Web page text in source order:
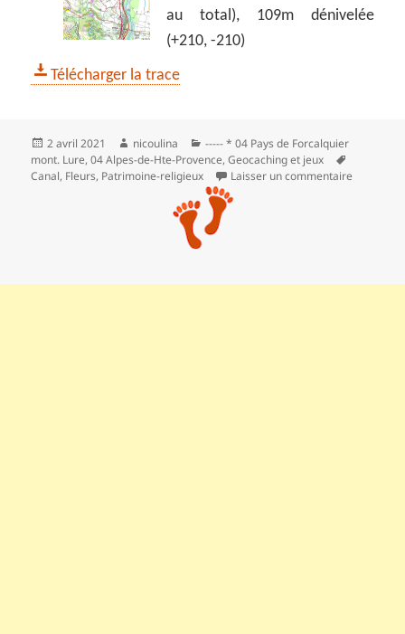
au total), 109m dénivelée
(+210, -210)
Télécharger la trace
Publié
le
2 avril 2021 Auteur
nicoulina Catégories
----- * 04 Pays de Forcalquier
mont. Lure,04 Alpes-de-Hte-Provence,Geocaching et jeux
Canal, Fleurs, Patrimoine-religieux Laisser un commentaire